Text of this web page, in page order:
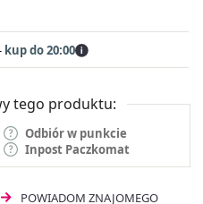
witaminy C. Produkt
saszetek do
kup do 20:00
tego produktu:
Odbiór w punkcie
Inpost Paczkomat
POWIADOM ZNAJOMEGO